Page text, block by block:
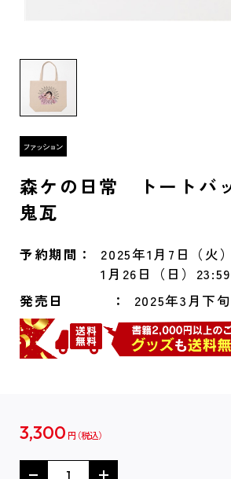
森ケの日常 トートバ
鬼瓦
予約期間
2025年1月7日（火
1月26日（日）23:59
発売日
2025年3月下旬
3,300 円